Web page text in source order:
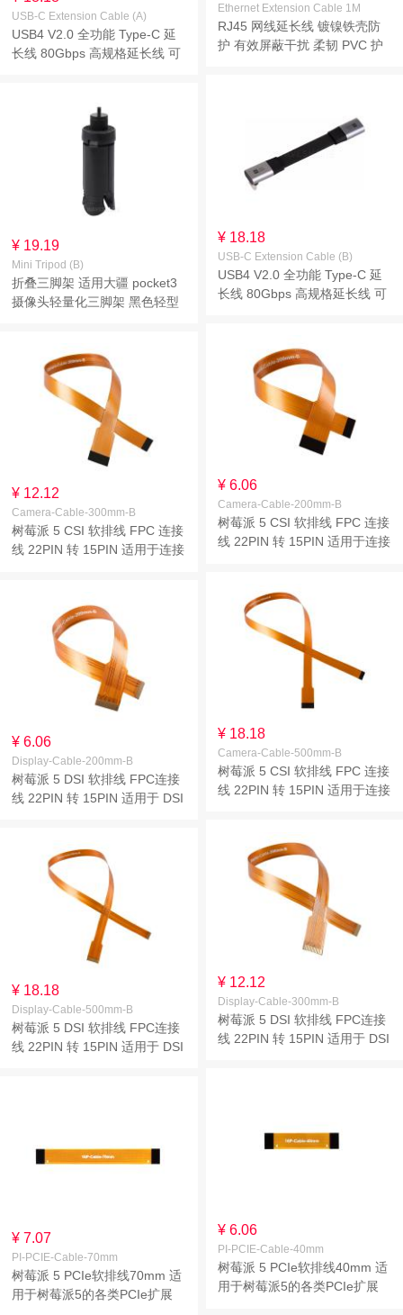
Ethernet Extension Cable 1M
RJ45 网线延长线 镀镍铁壳防
护 有效屏蔽干扰 柔韧 PVC 护
USB-C Extension Cable (A)
USB4 V2.0 全功能 Type-C 延
长线 80Gbps 高规格延长线 可
¥ 18.18
USB-C Extension Cable (B)
USB4 V2.0 全功能 Type-C 延
长线 80Gbps 高规格延长线 可
¥ 19.19
Mini Tripod (B)
折叠三脚架 适用大疆 pocket3
摄像头轻量化三脚架 黑色轻型
¥ 6.06
Camera-Cable-200mm-B
树莓派 5 CSI 软排线 FPC 连接
线 22PIN 转 15PIN 适用于连接
¥ 12.12
Camera-Cable-300mm-B
树莓派 5 CSI 软排线 FPC 连接
线 22PIN 转 15PIN 适用于连接
¥ 18.18
Camera-Cable-500mm-B
树莓派 5 CSI 软排线 FPC 连接
线 22PIN 转 15PIN 适用于连接
¥ 6.06
Display-Cable-200mm-B
树莓派 5 DSI 软排线 FPC连接
线 22PIN 转 15PIN 适用于 DSI
¥ 12.12
Display-Cable-300mm-B
树莓派 5 DSI 软排线 FPC连接
线 22PIN 转 15PIN 适用于 DSI
¥ 18.18
Display-Cable-500mm-B
树莓派 5 DSI 软排线 FPC连接
线 22PIN 转 15PIN 适用于 DSI
¥ 6.06
PI-PCIE-Cable-40mm
树莓派 5 PCIe软排线40mm 适
用于树莓派5的各类PCIe扩展
¥ 7.07
PI-PCIE-Cable-70mm
树莓派 5 PCIe软排线70mm 适
用于树莓派5的各类PCIe扩展